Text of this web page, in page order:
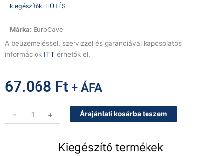
kiegészítők, HŰTÉS
EuroCave
A beüzemeléssel, szervizzel és garanciával kapcsolatos
információk ITT érhetők el.
67.068 Ft + ÁFA
-
EuroCave
bemutató
+ Árajánlati kosárba teszem
Kiegészítő termékek